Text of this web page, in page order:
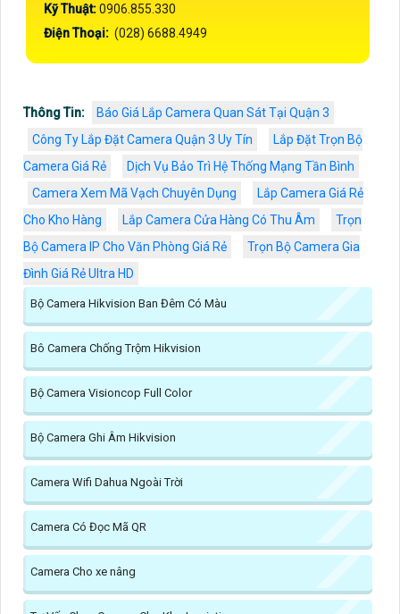
Kỹ Thuật:0906.855.330
Điện Thoại: (028) 6688.4949
Thông Tin:
Báo Giá Lắp Camera Quan Sát Tại Quận 3
Công Ty Lắp Đặt Camera Quận 3 Uy Tín
Lắp Đặt Trọn Bộ
Camera Giá Rẻ
Dịch Vụ Bảo Trì Hệ Thống Mạng Tần Bình
Camera Xem Mã Vạch Chuyên Dụng
Lắp Camera Giá Rẻ
Cho Kho Hàng
Lắp Camera Cửa Hàng Có Thu Âm
Trọn
Bộ Camera IP Cho Văn Phòng Giá Rẻ
Trọn Bộ Camera Gia
Đình Giá Rẻ Ultra HD
Bộ Camera Hikvision Ban Đêm Có Màu
Bô Camera Chống Trộm Hikvision
Bộ Camera Visioncop Full Color
Bộ Camera Ghi Âm Hikvision
Camera Wifi Dahua Ngoài Trời
Camera Có Đọc Mã QR
Camera Cho xe nâng